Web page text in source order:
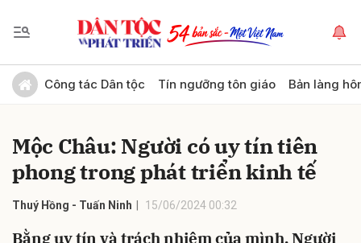
Công tác Dân tộc Tín ngưỡng tôn giáo Bản làng
Mộc Châu: Người có uy tín tiên
phong trong phát triển kinh tế
Thuý Hồng - Tuấn Ninh 15/06/2024 00:32
Bằng uy tín và trách nhiệm của mình, Người
Gửi bình luận